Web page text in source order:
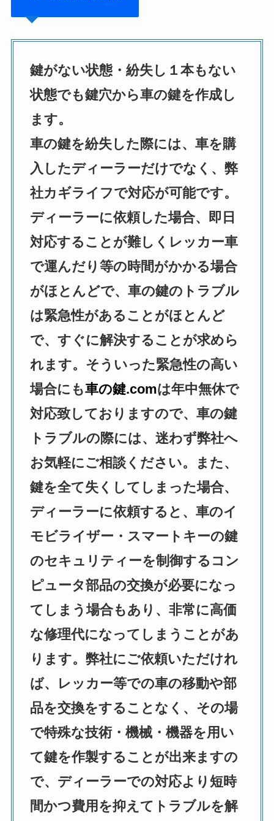
鍵がない状態・紛失し１本もない
状態でも鍵穴から車の鍵を作成し
ます。
車の鍵を紛失した際には、車を購
入したディーラーだけでなく、弊
社カギライフで対応が可能です。
ディーラーに依頼した場合、即日
対応することが難しくレッカー車
で運んだり等の時間がかかる場合
がほとんどで、車の鍵のトラブル
は緊急性があることがほとんど
で、すぐに解決することが求めら
れます。そういった緊急性の高い
場合にも車の鍵.comは年中無休で
対応致しておりますので、車の鍵
トラブルの際には、迷わず弊社へ
お気軽にご相談ください。また、
鍵を全て失くしてしまった場合、
ディーラーに依頼すると、車のイ
モビライザー・スマートキーの鍵
のセキュリティーを制御するコン
ピュータ部品の交換が必要になっ
てしまう場合もあり、非常に高価
な修理代になってしまうことがあ
ります。弊社にご依頼いただけれ
ば、レッカー等での車の移動や部
品を交換をすることなく、その場
で特殊な技術・機械・機器を用い
て鍵を作製することが出来ますの
で、ディーラーでの対応より短時
間かつ費用を抑えてトラブルを解